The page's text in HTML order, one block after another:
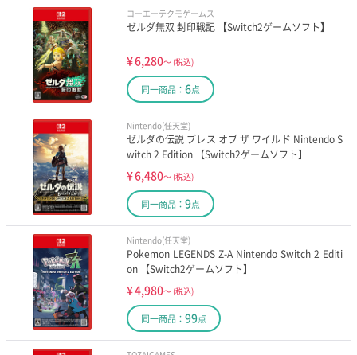
コーエーテクモゲームス
ゼルダ無双 封印戦記 【Switch2ゲームソフト】
¥6,280～ (税込)
同一商品： 6点
Nintendo(任天堂)
ゼルダの伝説 ブレス オブ ザ ワイルド Nintendo S
witch 2 Edition 【Switch2ゲームソフト】
¥6,480～ (税込)
同一商品： 9点
Nintendo(任天堂)
Pokemon LEGENDS Z-A Nintendo Switch 2 Editi
on 【Switch2ゲームソフト】
¥4,980～ (税込)
同一商品： 99点